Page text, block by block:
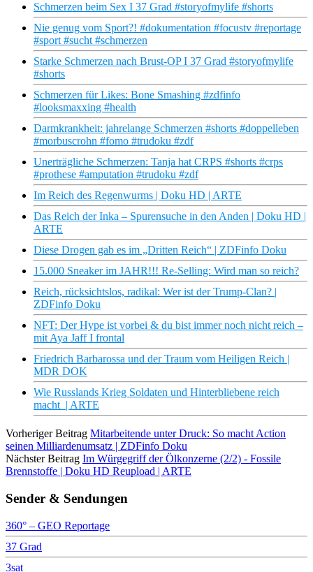
Schmerzen beim Sex I 37 Grad #storyofmylife #shorts
Nie genug vom Sport?! #dokumentation #focustv #reportage
#sport #sucht #schmerzen
Starke Schmerzen nach Brust-OP I 37 Grad #storyofmylife
#shorts
Schmerzen für Likes: Bone Smashing #zdfinfo
#looksmaxxing #health
Darmkrankheit: jahrelange Schmerzen #shorts #doppelleben
#morbuscrohn #fomo #trudoku #zdf
Unerträgliche Schmerzen: Tanja hat CRPS #shorts #crps
#prothese #amputation #trudoku #zdf
Im Reich des Regenwurms | Doku HD | ARTE
Das Reich der Inka – Spurensuche in den Anden | Doku HD |
ARTE
Diese Drogen gab es im „Dritten Reich“ | ZDFinfo Doku
15.000 Sneaker im JAHR!!! Re-Selling: Wird man so reich?
Reich, rücksichtslos, radikal: Wer ist der Trump-Clan? |
ZDFinfo Doku
NFT: Der Hype ist vorbei & du bist immer noch nicht reich –
mit Aya Jaff I frontal
Friedrich Barbarossa und der Traum vom Heiligen Reich |
MDR DOK
Wie Russlands Krieg Soldaten und Hinterbliebene reich
macht | ARTE
Vorheriger Beitrag Mitarbeitende unter Druck: So macht Action
seinen Milliardenumsatz | ZDFinfo Doku
Nächster Beitrag Im Würgegriff der Ölkonzerne (2/2) - Fossile
Brennstoffe | Doku HD Reupload | ARTE
Sender & Sendungen
360° – GEO Reportage
37 Grad
3sat